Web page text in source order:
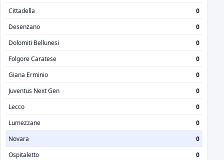
Cittadella
0
Desenzano
0
Dolomiti Bellunesi
0
Folgore Caratese
0
Giana Erminio
0
Juventus Next Gen
0
Lecco
0
Lumezzane
0
Novara
0
Ospitaletto
0